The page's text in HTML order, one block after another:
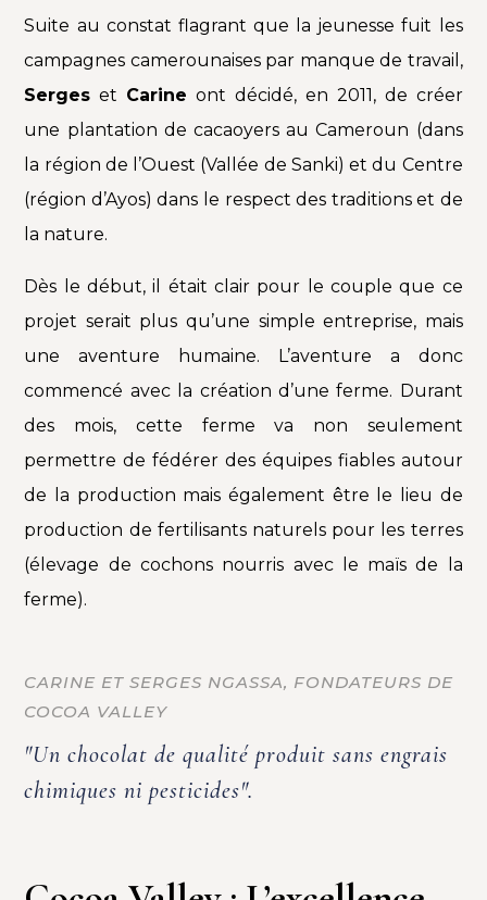
Suite au constat flagrant que la jeunesse fuit les
campagnes camerounaises par manque de travail,
Serges et Carine ont décidé, en 2011, de créer
une plantation de cacaoyers au Cameroun (dans
la région de l’Ouest (Vallée de Sanki) et du Centre
(région d’Ayos) dans le respect des traditions et de
la nature.
Dès le début, il était clair pour le couple que ce
projet serait plus qu’une simple entreprise, mais
une aventure humaine. L’aventure a donc
commencé avec la création d’une ferme. Durant
des mois, cette ferme va non seulement
permettre de fédérer des équipes fiables autour
de la production mais également être le lieu de
production de fertilisants naturels pour les terres
(élevage de cochons nourris avec le maïs de la
ferme).
CARINE ET SERGES NGASSA, FONDATEURS DE
COCOA VALLEY
"Un chocolat de qualité produit sans engrais
chimiques ni pesticides".